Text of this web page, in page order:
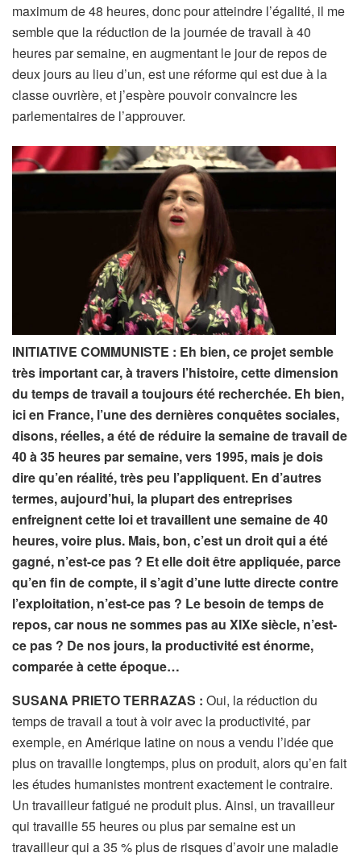
maximum de 48 heures, donc pour atteindre l’égalité, il me
semble que la réduction de la journée de travail à 40
heures par semaine, en augmentant le jour de repos de
deux jours au lieu d’un, est une réforme qui est due à la
classe ouvrière, et j’espère pouvoir convaincre les
parlementaires de l’approuver.
INITIATIVE COMMUNISTE : Eh bien, ce projet semble
très important car, à travers l’histoire, cette dimension
du temps de travail a toujours été recherchée. Eh bien,
ici en France, l’une des dernières conquêtes sociales,
disons, réelles, a été de réduire la semaine de travail de
40 à 35 heures par semaine, vers 1995, mais je dois
dire qu’en réalité, très peu l’appliquent. En d’autres
termes, aujourd’hui, la plupart des entreprises
enfreignent cette loi et travaillent une semaine de 40
heures, voire plus. Mais, bon, c’est un droit qui a été
gagné, n’est-ce pas ? Et elle doit être appliquée, parce
qu’en fin de compte, il s’agit d’une lutte directe contre
l’exploitation, n’est-ce pas ? Le besoin de temps de
repos, car nous ne sommes pas au XIXe siècle, n’est-
ce pas ? De nos jours, la productivité est énorme,
comparée à cette époque…
SUSANA PRIETO TERRAZAS : Oui, la réduction du
temps de travail a tout à voir avec la productivité, par
exemple, en Amérique latine on nous a vendu l’idée que
plus on travaille longtemps, plus on produit, alors qu’en fait
les études humanistes montrent exactement le contraire.
Un travailleur fatigué ne produit plus. Ainsi, un travailleur
qui travaille 55 heures ou plus par semaine est un
travailleur qui a 35 % plus de risques d’avoir une maladie